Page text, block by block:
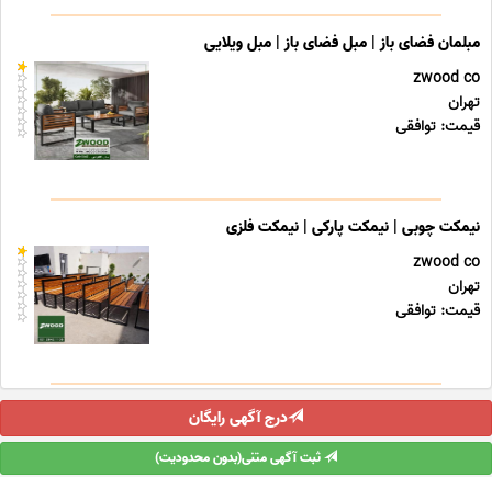
مبلمان فضای باز | مبل فضای باز | مبل ویلایی
zwood co
تهران
قیمت: توافقی
نیمکت چوبی | نیمکت پارکی | نیمکت فلزی
zwood co
تهران
قیمت: توافقی
درج آگهی رایگان
ثبت آگهی متنی(بدون محدودیت)